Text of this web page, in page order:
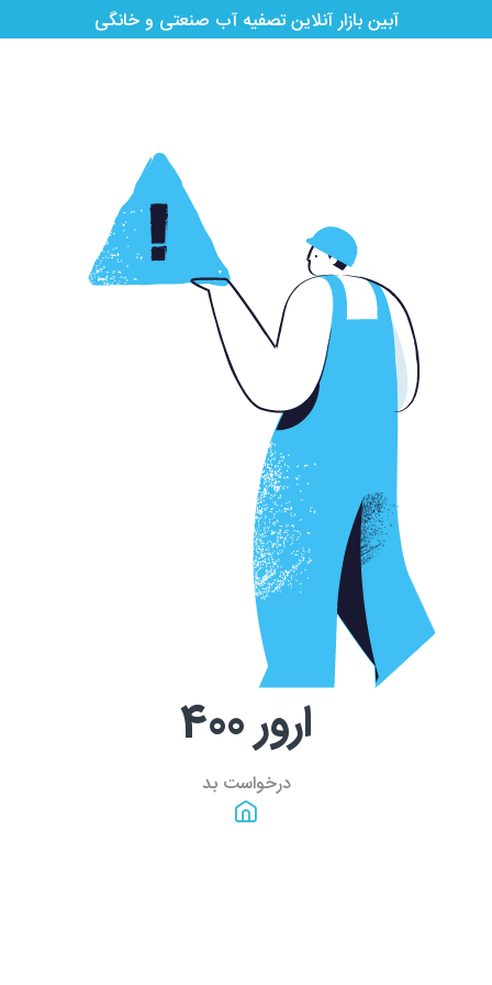
آبین بازار آنلاین تصفیه آب صنعتی و خانگی
ارور400
درخواست بد